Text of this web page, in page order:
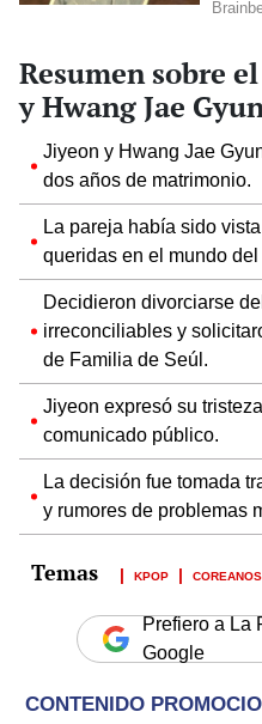
Resumen sobre
y Hwang Jae
Jiyeon y Hwang Jae
dos años de matrimonio.
La pareja había sido
queridas en el mundo
Decidieron divorciarse
irreconciliables y
de Familia de Seúl.
Jiyeon expresó su
comunicado público.
La decisión fue tomada
y rumores de problemas
KPOP
Prefiero a La
Google